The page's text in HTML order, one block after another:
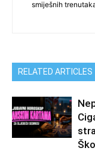
smiješnih
RELATED ARTICLES